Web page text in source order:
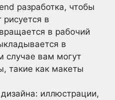
разработка, чтобы
рисуется в
в рабочий
в
случае вам могут
такие как макеты
иллюстрации,